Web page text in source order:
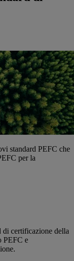
standard PEFC che
per la
di certificazione della
PEFC e